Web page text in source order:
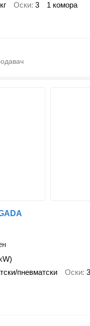
Оски 3 1 комора
пневматски Оски 3